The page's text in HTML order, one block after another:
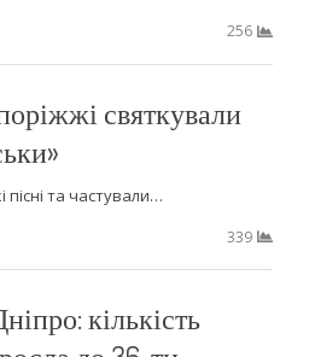
256
святкували
пісні та частували…
339
кількість